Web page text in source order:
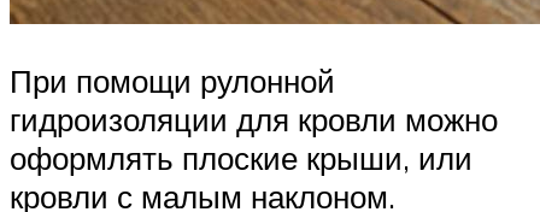
При помощи рулонной
гидроизоляции для кровли можно
оформлять плоские крыши, или
кровли с малым наклоном.